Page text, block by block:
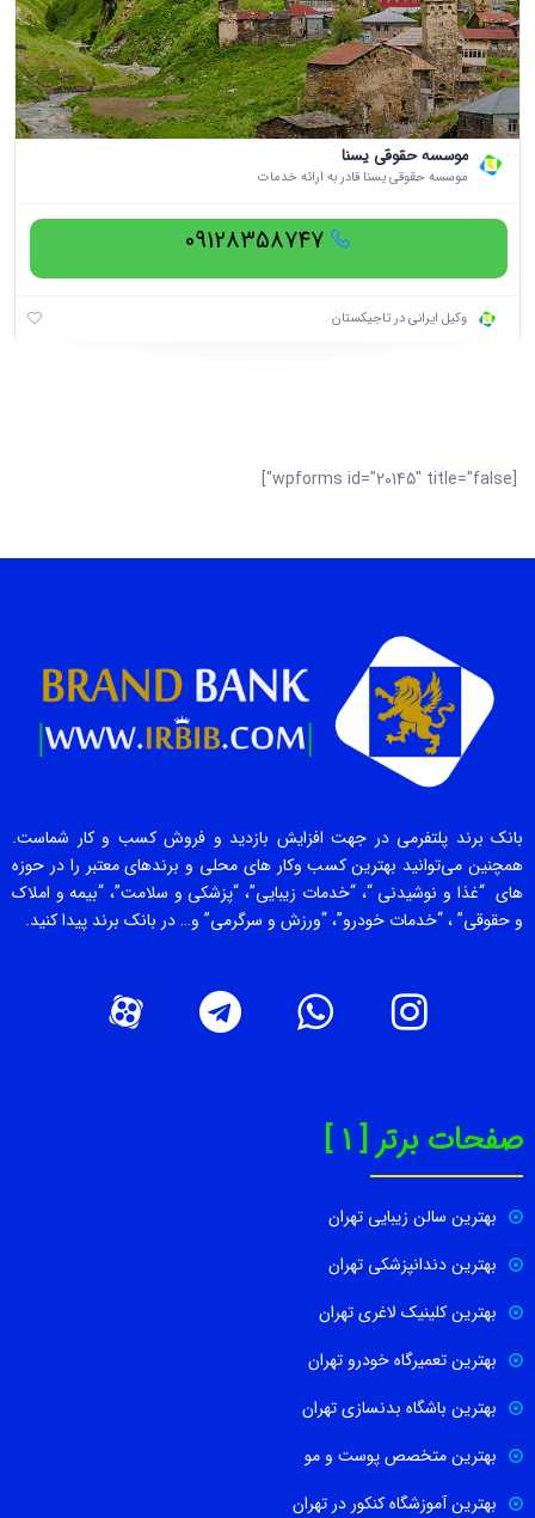
موسسه حقوقی یسنا
موسسه حقوقی یسنا قادر به ارائه خدمات
09128358747
وکیل ایرانی در تاجیکستان
[wpforms id="20145" title="false"]
بانک برند پلتفرمی در جهت افزایش بازدید و فروش کسب و کار شماست.
همچنین می‌توانید بهترین کسب وکار های محلی و برندهای معتبر را در حوزه
های “غذا و نوشیدنی “، “خدمات زیبایی”، “پزشکی و سلامت”، “بیمه و املاک
و حقوقی” ، “خدمات خودرو”، “ورزش و سرگرمی” و… در بانک برند پیدا کنید.
صفحات برتر [ 1 ]
بهترین سالن زیبایی تهران
بهترین دندانپزشکی تهران
بهترین کلینیک لاغری تهران
بهترین تعمیرگاه خودرو تهران
بهترین باشگاه بدنسازی تهران
بهترین متخصص پوست و مو
بهترین آموزشگاه کنکور در تهران